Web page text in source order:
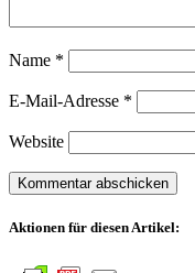
Name *
E-Mail-Adresse *
Website
Aktionen für diesen Artikel: